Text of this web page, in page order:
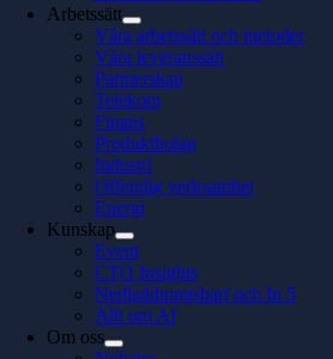
Arbetssätt
Våra arbetssätt och metoder
Våra leveranssätt
Partnerskap
Telekom
Finans
Produktbolag
Industri
Offentlig verksamhet
Energi
Kunskap
Event
CTO Insights
Nedladdningsbart och In 5
Allt om AI
Om oss